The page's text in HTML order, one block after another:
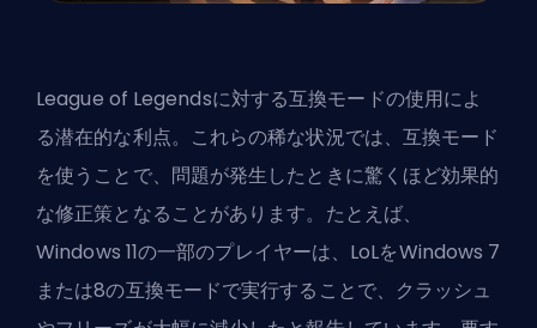
League of Legendsに対する互換モードの使用によ
る潜在的な利点。これらの稀な状況では、互換モード
を使うことで、問題が発生したときに驚くほど効果的
な修正策となることがあります。たとえば、
Windows 11の一部のプレイヤーは、LoLをWindows 7
または8の互換モードで実行することで、クラッシュ